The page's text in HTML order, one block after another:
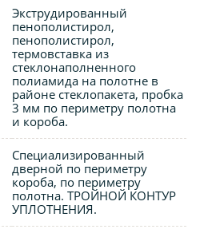
Экструдированный
пенополистирол,
пенополистирол,
термовставка из
стеклонаполненного
полиамида на полотне в
районе стеклопакета, пробка
3 мм по периметру полотна
и короба.
Специализированный
дверной по периметру
короба, по периметру
полотна. ТРОЙНОЙ КОНТУР
УПЛОТНЕНИЯ.